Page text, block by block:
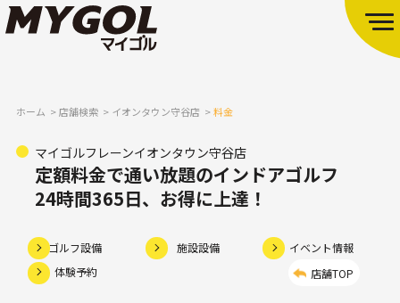
ホーム 店舗検索 イオンタウン守谷店 料金
マイゴルフレーンイオンタウン守谷店
定額料金で通い放題のインドアゴルフ
24時間365日、お得に上達！
ゴルフ設備 施設設備
イベント情報
体験予約
店舗TOP